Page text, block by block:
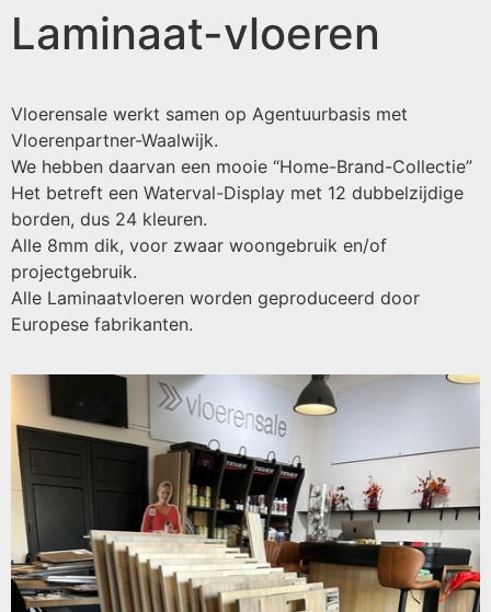
Laminaat-vloeren
Vloerensale werkt samen op Agentuurbasis met
Vloerenpartner-Waalwijk.
We hebben daarvan een mooie “Home-Brand-Collectie”
Het betreft een Waterval-Display met 12 dubbelzijdige
borden, dus 24 kleuren.
Alle 8mm dik, voor zwaar woongebruik en/of
projectgebruik.
Alle Laminaatvloeren worden geproduceerd door
Europese fabrikanten.